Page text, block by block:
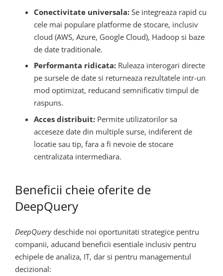
Conectivitate universala:Se integreaza rapid cu
cele mai populare platforme de stocare, inclusiv
cloud (AWS, Azure, Google Cloud), Hadoop si baze
de date traditionale.
Performanta ridicata:Ruleaza interogari directe
pe sursele de date si returneaza rezultatele intr-un
mod optimizat, reducand semnificativ timpul de
raspuns.
Acces distribuit:Permite utilizatorilor sa
acceseze date din multiple surse, indiferent de
locatie sau tip, fara a fi nevoie de stocare
centralizata intermediara.
Beneficii cheie oferite de
DeepQuery
DeepQuerydeschide noi oportunitati strategice pentru
companii, aducand beneficii esentiale inclusiv pentru
echipele de analiza, IT, dar si pentru managementul
decizional: